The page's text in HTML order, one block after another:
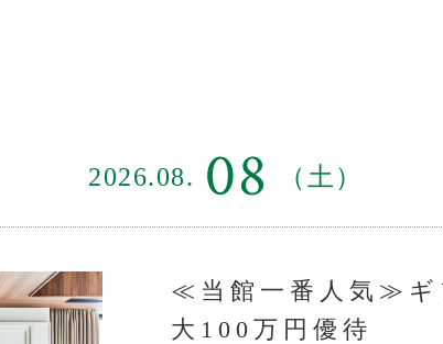
2026.08. 08 （土）
≪当館一番人気≫ギ
大100万円優待